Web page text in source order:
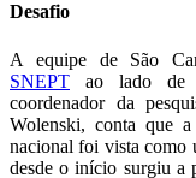
Desafio
A equipe de São
SNEPT ao lado de
coordenador da
Wolenski, conta que
nacional foi vista como
desde o início surgiu a